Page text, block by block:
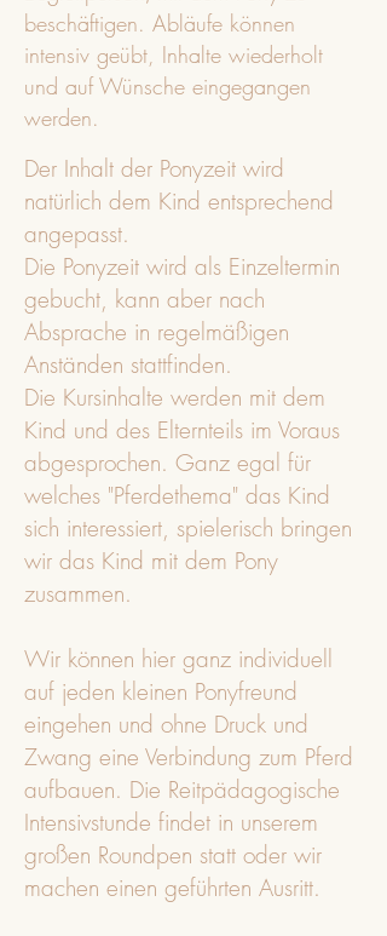
beschäftigen. Abläufe können
intensiv geübt, Inhalte wiederholt
und auf Wünsche eingegangen
werden.
Der Inhalt der Ponyzeit wird
natürlich dem Kind entsprechend
angepasst.
Die Ponyzeit wird als Einzeltermin
gebucht, kann aber nach
Absprache in regelmäßigen
Anständen stattfinden.
Die Kursinhalte werden mit dem
Kind und des Elternteils im Voraus
abgesprochen. Ganz egal für
welches "Pferdethema" das Kind
sich interessiert, spielerisch bringen
wir das Kind mit dem Pony
zusammen.
Wir können hier ganz individuell
auf jeden kleinen Ponyfreund
eingehen und ohne Druck und
Zwang eine Verbindung zum Pferd
aufbauen. Die Reitpädagogische
Intensivstunde findet in unserem
großen Roundpen statt oder wir
machen einen geführten Ausritt.